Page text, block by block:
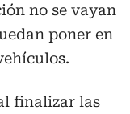
no se vayan
poner en
finalizar las